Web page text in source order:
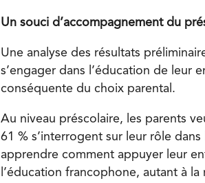
Un souci d’accompagnement du
Une analyse des résultats
s’engager dans l’éducation de leur
conséquente du choix parental.
Au niveau préscolaire, les parents
61 % s’interrogent sur leur rôle
apprendre comment appuyer leur
l’éducation francophone, autant à la